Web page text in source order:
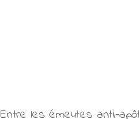
Entre les émeutes anti-